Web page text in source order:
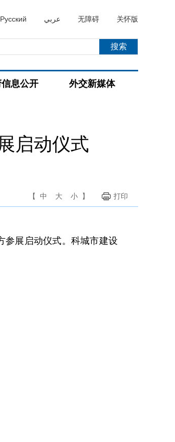
Русский عربي 无障碍 关怀版
息公开 外交新媒体
启动仪式
【 中 大 小 】 打印
展启动仪式。科城市建设